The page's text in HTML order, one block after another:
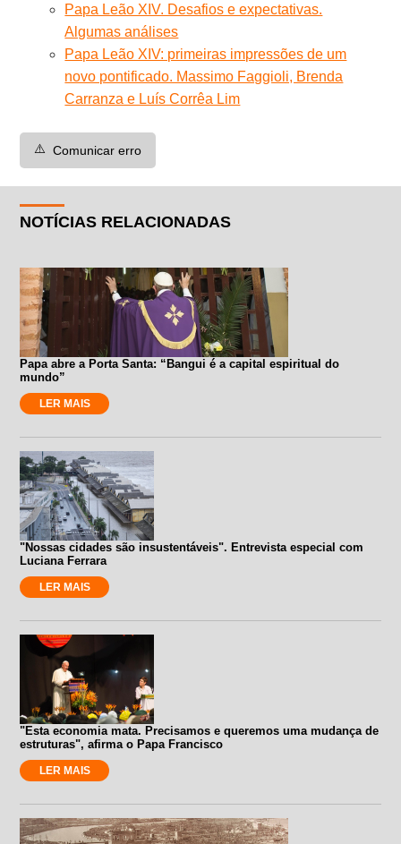
Papa Leão XIV. Desafios e expectativas.
Algumas análises
Papa Leão XIV: primeiras impressões de um
novo pontificado. Massimo Faggioli, Brenda
Carranza e Luís Corrêa Lim
⚠️ Comunicar erro
NOTÍCIAS RELACIONADAS
Papa abre a Porta Santa: “Bangui é a capital espiritual do
mundo”
LER MAIS
"Nossas cidades são insustentáveis". Entrevista especial com
Luciana Ferrara
LER MAIS
"Esta economia mata. Precisamos e queremos uma mudança de
estruturas", afirma o Papa Francisco
LER MAIS